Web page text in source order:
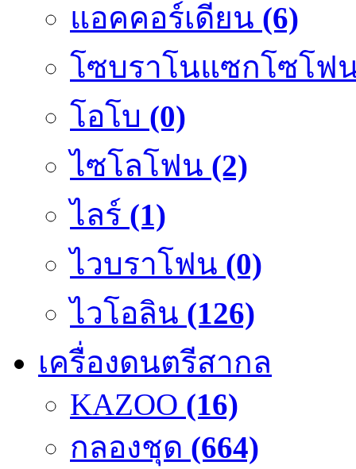
แอคคอร์เดียน (6)
โซบราโนแซกโซโฟ
โอโบ (0)
ไซโลโฟน (2)
ไลร์ (1)
ไวบราโฟน (0)
ไวโอลิน (126)
เครื่องดนตรีสากล
KAZOO (16)
กลองชุด (664)